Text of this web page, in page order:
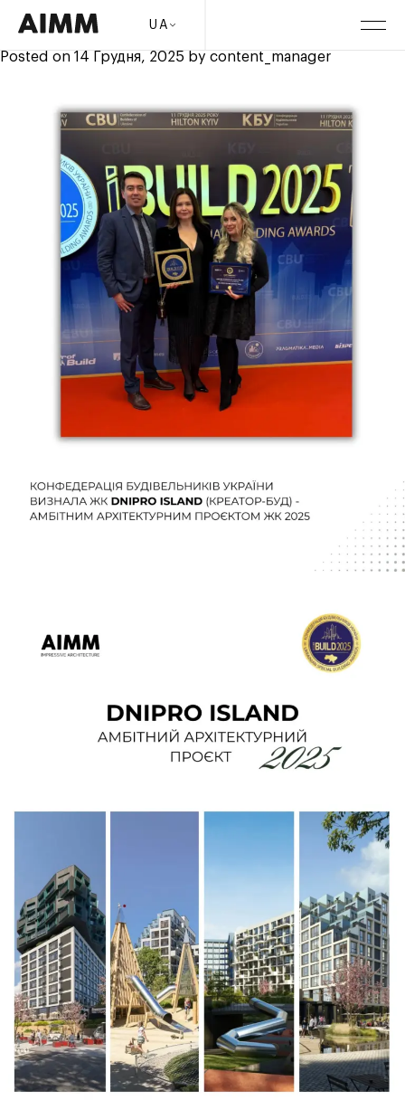
UA
ЖК Dnipro Island – амбітний архітектурний проєкт
Posted on 14 Грудня, 2025 by content_manager